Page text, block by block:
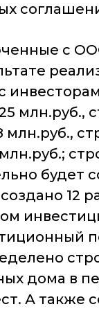
с
млн.руб.,
будет
12
дома в
А